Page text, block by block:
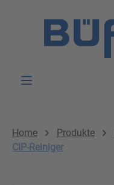
Home Produkte
CIP-Reiniger